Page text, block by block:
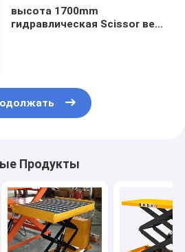
высота 1700mm
гидравлическая Scissor вес
Продукты